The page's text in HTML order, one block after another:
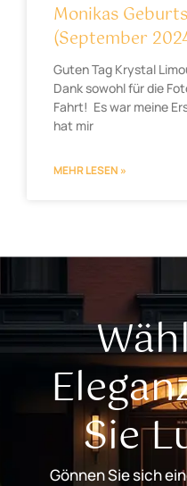
Monikas
(September
Guten Tag Krystal
Dank sowohl für die
Fahrt! Es war meine
hat mir
MEHR LESEN »
Sie
Gönnen Sie sich